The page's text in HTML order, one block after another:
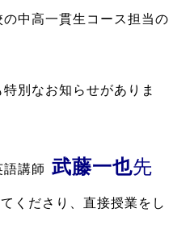
中高一貫生コース担当の
別なお知らせがありま
講師 武藤一也先
くださり、直接授業をし